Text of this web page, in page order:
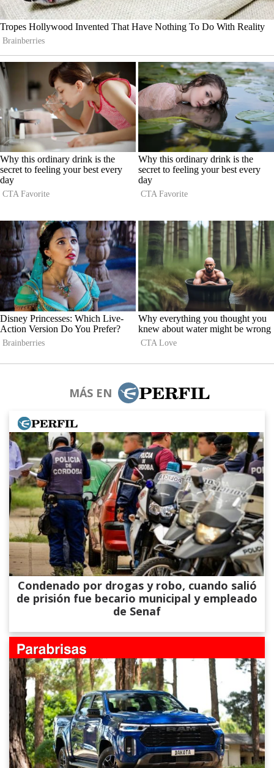
MÁS EN
Condenado por drogas y robo, cuando salió
de prisión fue becario municipal y empleado
de Senaf